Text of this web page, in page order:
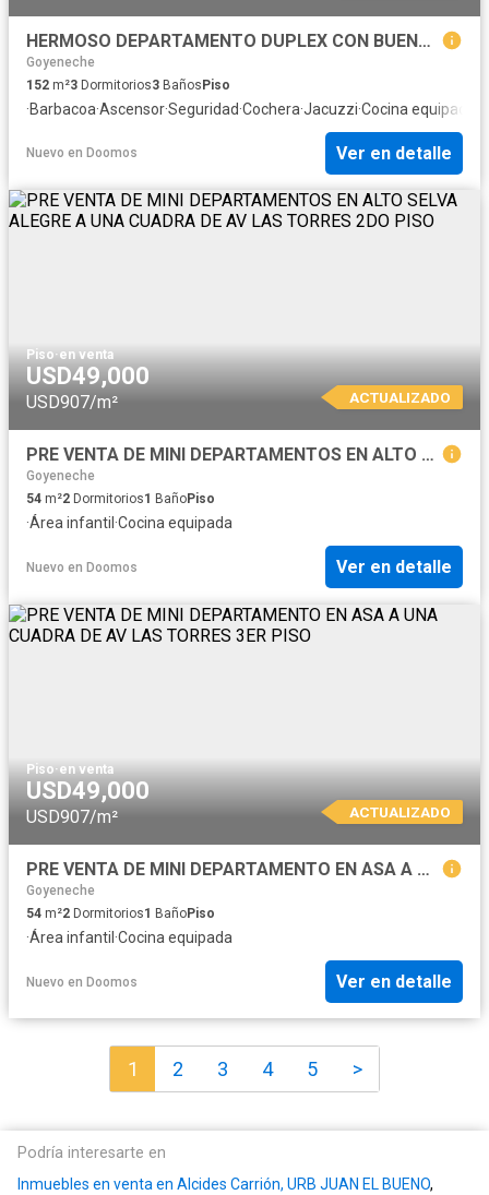
HERMOSO DEPARTAMENTO DUPLEX CON BUENOS ACABADOS EN CAYMA
Goyeneche
152 m²3 Dormitorios3 BañosPiso
·Barbacoa·Ascensor·Seguridad·Cochera·Jacuzzi·Cocina equipada
Nuevo en Doomos Ver en detalle
Piso·en venta
USD49,000
USD907/m² ACTUALIZADO
PRE VENTA DE MINI DEPARTAMENTOS EN ALTO SELVA ALEGRE A UNA CUADRA DE AV LAS TORRES 2DO PISO
Goyeneche
54 m²2 Dormitorios1 BañoPiso
·Área infantil ·Cocina equipada
Nuevo en Doomos Ver en detalle
Piso·en venta
USD49,000
USD907/m² ACTUALIZADO
PRE VENTA DE MINI DEPARTAMENTO EN ASA A UNA CUADRA DE AV LAS TORRES 3ER PISO
Goyeneche
54 m²2 Dormitorios1 BañoPiso
·Área infantil ·Cocina equipada
Nuevo en Doomos Ver en detalle
1 2 3 4 5 >
Podría interesarte en
Inmuebles en venta en Alcides Carrión, URB JUAN EL BUENO,